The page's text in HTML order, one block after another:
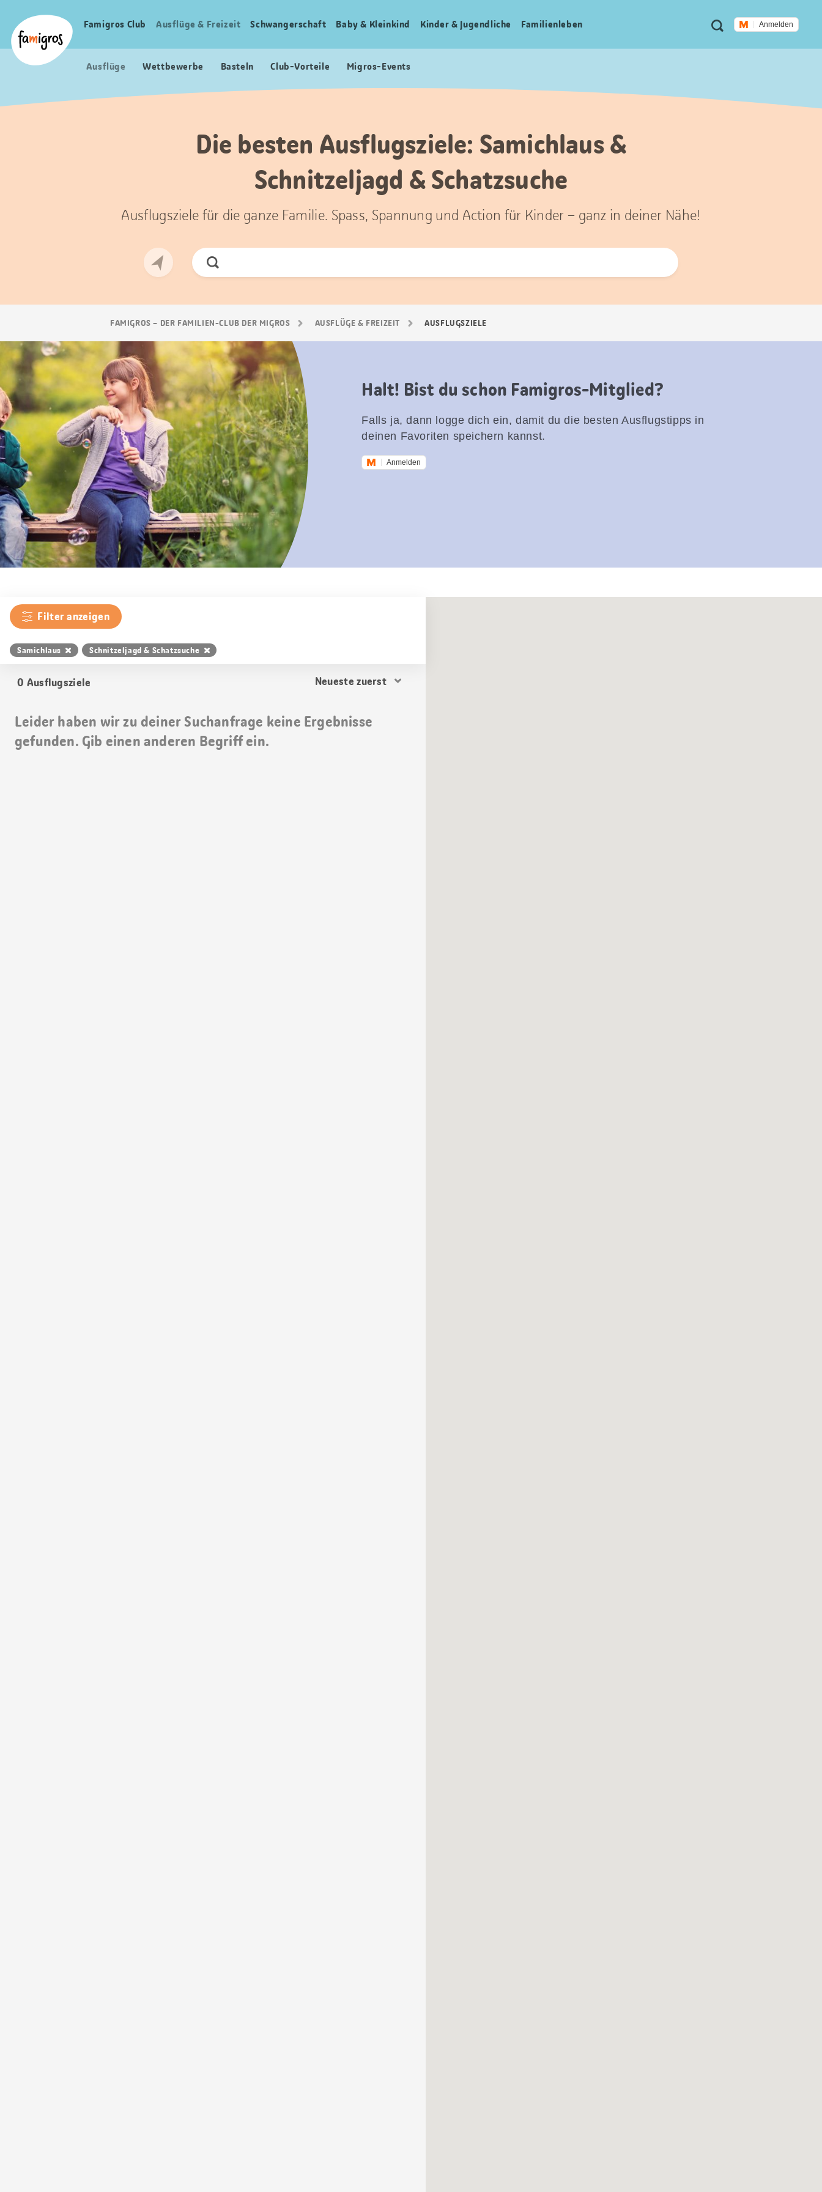
Navigation
Logo
Meta
Navigation
Suche Anmelden
Haupt
Famigros Club Ausflüge & Freizeit Schwangerschaft Baby & Kleinkind Kinder & Jugendliche Familien­leben
Ausflüge Wettbewerbe Basteln Club-Vorteile Migros-Events
Die besten Ausflugsziele: Samichlaus &
Schnitzeljagd & Schatzsuche
Ausflugsziele für die ganze Familie. Spass, Spannung und Action für Kinder – ganz in deiner Nähe!
Jetzt
FAMIGROS – DER FAMILIEN-CLUB DER MIGROS AUSFLÜGE & FREIZEIT AUSFLUGSZIELE
Halt! Bist du schon Famigros-Mitglied?
Falls ja, dann logge dich ein, damit du die besten Ausflugstipps in
deinen Favoriten speichern kannst.
Anmelden
Filter anzeigen
Samichlaus Schnitzeljagd & Schatzsuche
0 Ausflugsziele
Resultat
Leider haben wir zu deiner Suchanfrage keine Ergebnisse
gefunden. Gib einen anderen Begriff ein.